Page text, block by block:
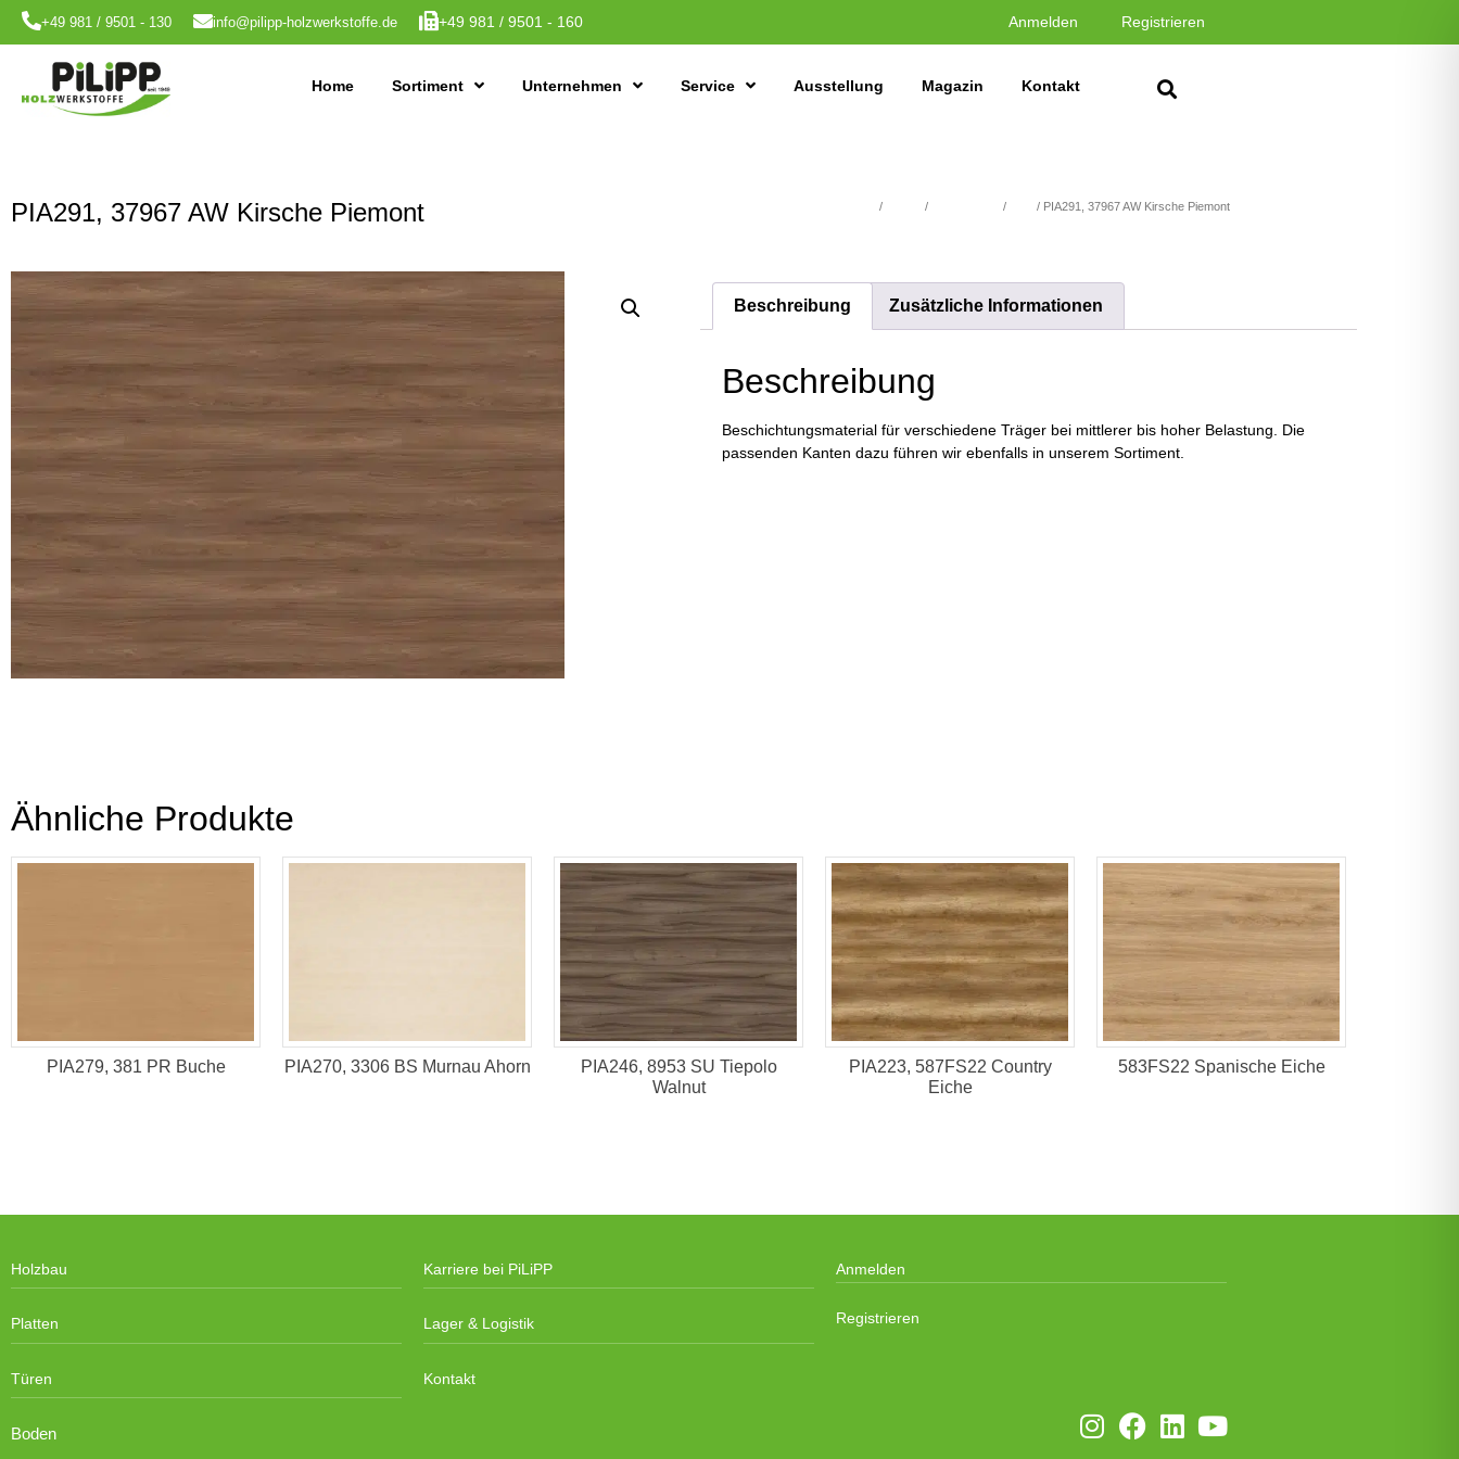
+49 981 / 9501 - 130 info@pilipp-holzwerkstoffe.de +49 981 / 9501 - 160 Anmelden Registrieren
Home Sortiment Unternehmen Service Ausstellung Magazin Kontakt
PIA291, 37967 AW Kirsche Piemont / / / / PIA291, 37967 AW Kirsche Piemont
Beschreibung Zusätzliche Informationen
Beschreibung
Beschichtungsmaterial für verschiedene Träger bei mittlerer bis hoher Belastung. Die
passenden Kanten dazu führen wir ebenfalls in unserem Sortiment.
Ähnliche Produkte
PIA279, 381 PR Buche PIA270, 3306 BS Murnau Ahorn
PIA246, 8953 SU Tiepolo
Walnut
PIA223, 587FS22 Country
Eiche
583FS22 Spanische Eiche
Holzbau
Platten
Türen
Boden
Karriere bei PiLiPP
Lager & Logistik
Kontakt
Anmelden
Registrieren